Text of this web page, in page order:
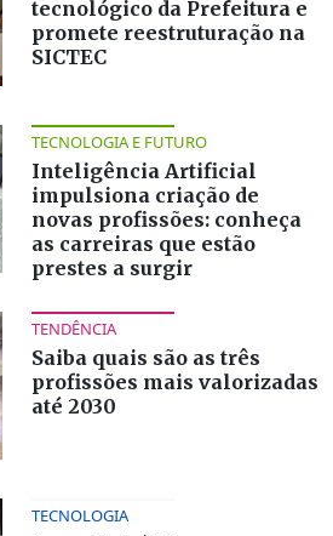
tecnológico da Prefeitura e
promete reestruturação na
SICTEC
TECNOLOGIA E FUTURO
Inteligência Artificial
impulsiona criação de
novas profissões: conheça
as carreiras que estão
prestes a surgir
TENDÊNCIA
Saiba quais são as três
profissões mais valorizadas
até 2030
TECNOLOGIA